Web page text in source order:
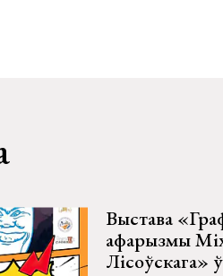
Выстава
афарызмы
Лісоўскага»